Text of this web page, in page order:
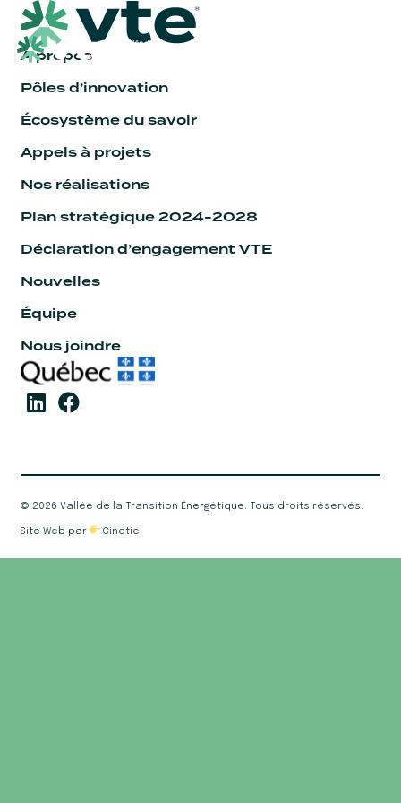
À propos
Pôles d’innovation
Écosystème du savoir
Appels à projets
Nos réalisations
Plan stratégique 2024-2028
Déclaration d’engagement VTE
Nouvelles
Équipe
Nous joindre
© 2026 Vallée de la Transition Énergétique. Tous droits réservés.
Site Web par Cinetic